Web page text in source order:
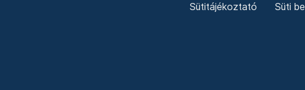
Sütitájékoztató Süti